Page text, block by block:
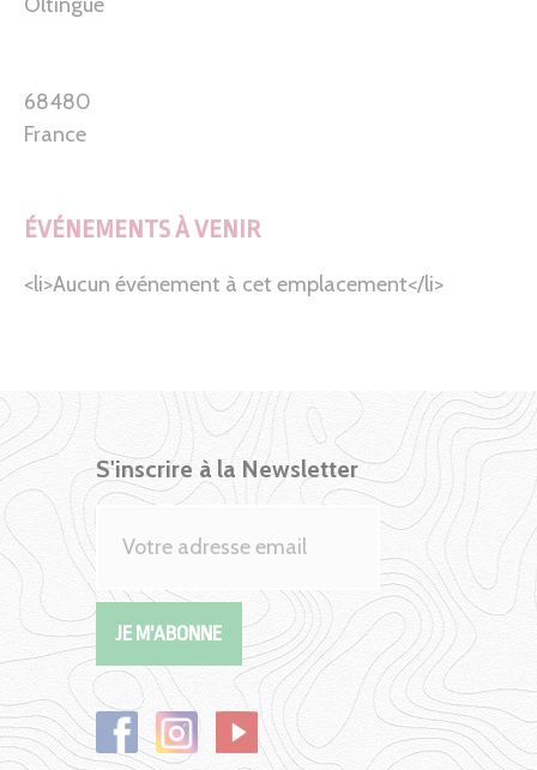
68480
France
ÉVÉNEMENTS À VENIR
<li>Aucun événement à cet emplacement</li>
S'inscrire à la Newsletter